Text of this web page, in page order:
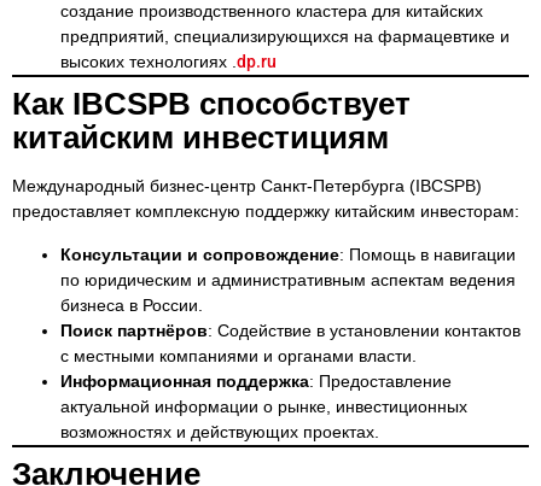
создание производственного кластера для китайских
предприятий, специализирующихся на фармацевтике и
высоких технологиях .dp.ru
Как IBCSPB способствует
китайским инвестициям
Международный бизнес-центр Санкт-Петербурга (IBCSPB)
предоставляет комплексную поддержку китайским инвесторам:
Консультации и сопровождение: Помощь в навигации
по юридическим и административным аспектам ведения
бизнеса в России.
Поиск партнёров: Содействие в установлении контактов
с местными компаниями и органами власти.
Информационная поддержка: Предоставление
актуальной информации о рынке, инвестиционных
возможностях и действующих проектах.
Заключение